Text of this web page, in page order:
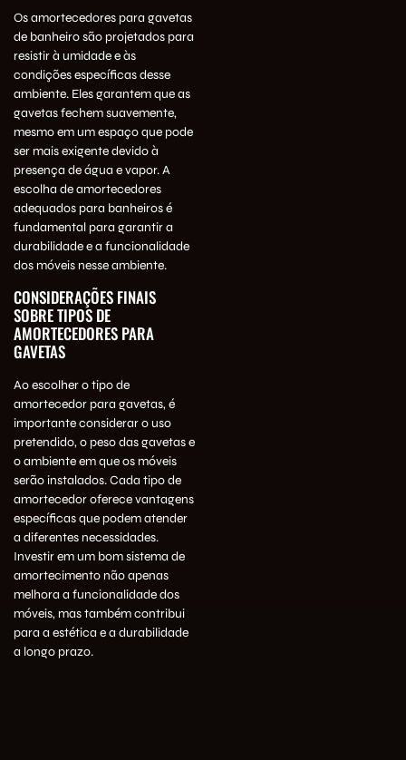
Os amortecedores para gavetas
de banheiro são projetados para
resistir à umidade e às
condições específicas desse
ambiente. Eles garantem que as
gavetas fechem suavemente,
mesmo em um espaço que pode
ser mais exigente devido à
presença de água e vapor. A
escolha de amortecedores
adequados para banheiros é
fundamental para garantir a
durabilidade e a funcionalidade
dos móveis nesse ambiente.
CONSIDERAÇÕES FINAIS
SOBRE TIPOS DE
AMORTECEDORES PARA
GAVETAS
Ao escolher o tipo de
amortecedor para gavetas, é
importante considerar o uso
pretendido, o peso das gavetas e
o ambiente em que os móveis
serão instalados. Cada tipo de
amortecedor oferece vantagens
específicas que podem atender
a diferentes necessidades.
Investir em um bom sistema de
amortecimento não apenas
melhora a funcionalidade dos
móveis, mas também contribui
para a estética e a durabilidade
a longo prazo.